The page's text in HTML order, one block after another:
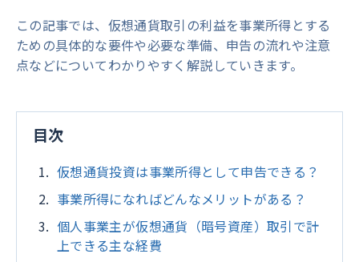
この記事では、仮想通貨取引の利益を事業所得とする
ための具体的な要件や必要な準備、申告の流れや注意
点などについてわかりやすく解説していきます。
目次
仮想通貨投資は事業所得として申告できる？
事業所得になればどんなメリットがある？
個人事業主が仮想通貨（暗号資産）取引で計
上できる主な経費